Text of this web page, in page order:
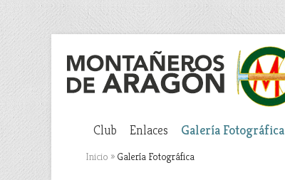
Club Enlaces Galería Fotográfica
Inicio » Galería Fotográfica